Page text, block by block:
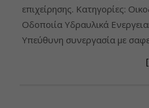
επιχείρησης. Κατηγορίες:
Οδοποιία Υδραυλικά
Υπεύθυνη συνεργασία με